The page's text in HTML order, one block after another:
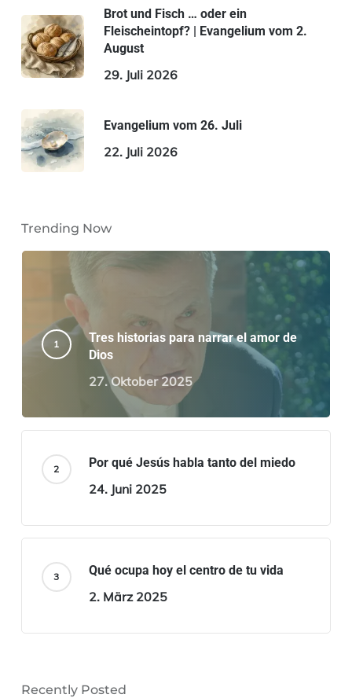
Brot und Fisch … oder ein
Fleischeintopf? | Evangelium vom 2.
August
29. Juli 2026
Evangelium vom 26. Juli
22. Juli 2026
Trending Now
Tres historias para narrar el amor de
Dios
27. Oktober 2025
Por qué Jesús habla tanto del miedo
24. Juni 2025
Qué ocupa hoy el centro de tu vida
2. März 2025
Recently Posted